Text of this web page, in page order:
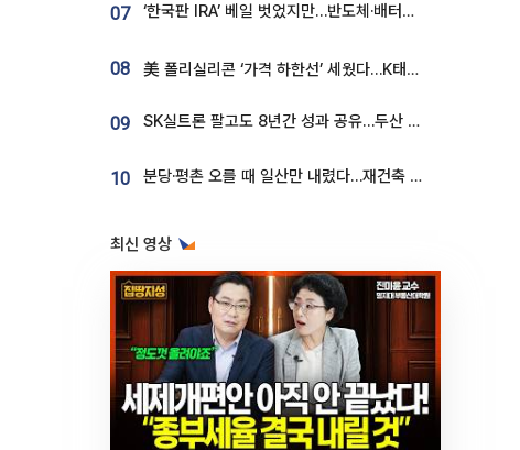
07 ‘한국판 IRA’ 베일 벗었지만…반도체·배터리 업계 “시행령이 관건”
08 美 폴리실리콘 ‘가격 하한선’ 세웠다…K태양광 수혜 기대
09 SK실트론 팔고도 8년간 성과 공유…두산 인수대금 2.3조가 끝 아냐
10 분당·평촌 오를 때 일산만 내렸다…재건축 기대감도 ‘무색’
최신 영상